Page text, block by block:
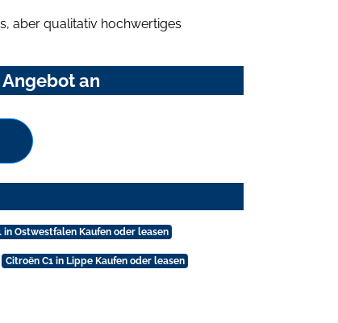
aber qualitativ hochwertiges
an
in Ostwestfalen Kaufen oder leasen
Citroën C1 in Lippe Kaufen oder leasen